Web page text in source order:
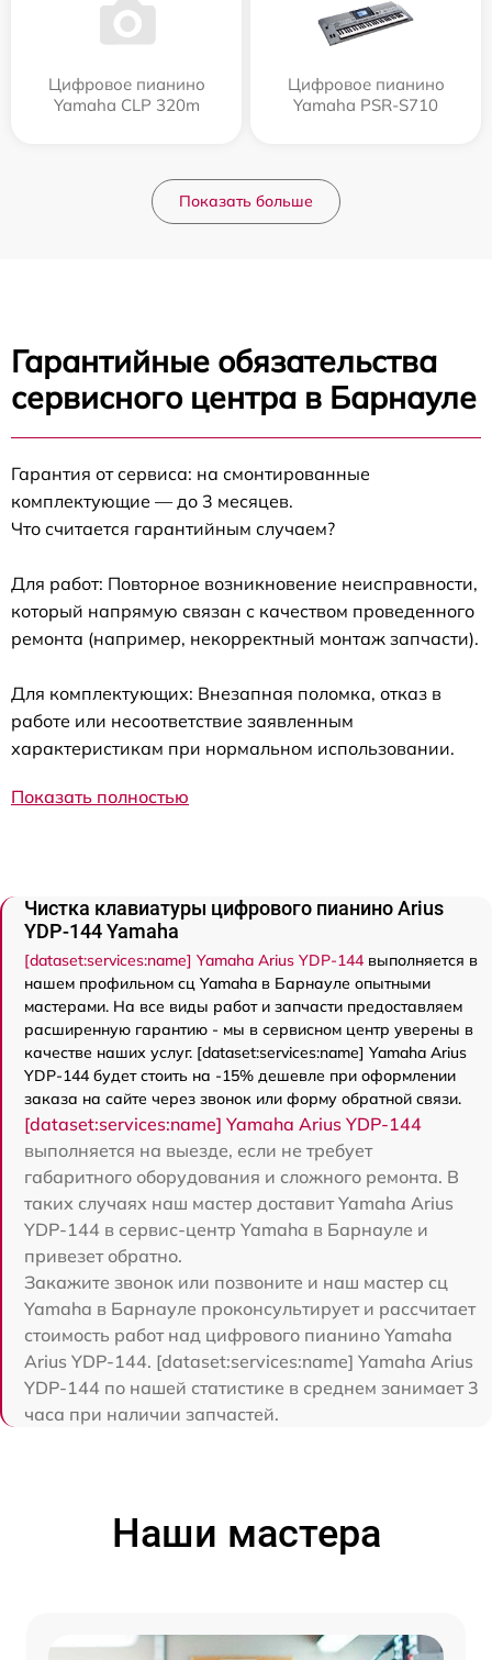
Цифровое пианино
Yamaha CLP 320m
Цифровое пианино
Yamaha PSR-S710
Показать больше
Гарантийные обязательства
сервисного центра в Барнауле
Гарантия от сервиса: на смонтированные
комплектующие — до 3 месяцев.
Что считается гарантийным случаем?
Для работ: Повторное возникновение неисправности,
который напрямую связан с качеством проведенного
ремонта (например, некорректный монтаж запчасти).
Для комплектующих: Внезапная поломка, отказ в
работе или несоответствие заявленным
характеристикам при нормальном использовании.
Показать полностью
Чистка клавиатуры цифрового пианино Arius
YDP-144 Yamaha
[dataset:services:name] Yamaha Arius YDP-144 выполняется в
нашем профильном сц Yamaha в Барнауле опытными
мастерами. На все виды работ и запчасти предоставляем
расширенную гарантию - мы в сервисном центр уверены в
качестве наших услуг. [dataset:services:name] Yamaha Arius
YDP-144 будет стоить на -15% дешевле при оформлении
заказа на сайте через звонок или форму обратной связи.
[dataset:services:name] Yamaha Arius YDP-144
выполняется на выезде, если не требует
габаритного оборудования и сложного ремонта. В
таких случаях наш мастер доставит Yamaha Arius
YDP-144 в сервис-центр Yamaha в Барнауле и
привезет обратно.
Закажите звонок или позвоните и наш мастер сц
Yamaha в Барнауле проконсультирует и рассчитает
стоимость работ над цифрового пианино Yamaha
Arius YDP-144. [dataset:services:name] Yamaha Arius
YDP-144 по нашей статистике в среднем занимает 3
часа при наличии запчастей.
Наши мастера